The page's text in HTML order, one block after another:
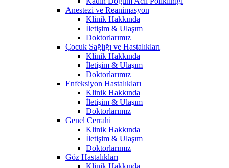
Anestezi ve Reanimasyon
Klinik Hakkında
İletişim & Ulaşım
Doktorlarımız
Çocuk Sağlığı ve Hastalıkları
Klinik Hakkında
İletişim & Ulaşım
Doktorlarımız
Enfeksiyon Hastalıkları
Klinik Hakkında
İletişim & Ulaşım
Doktorlarımız
Genel Cerrahi
Klinik Hakkında
İletişim & Ulaşım
Doktorlarımız
Göz Hastalıkları
Klinik Hakkında